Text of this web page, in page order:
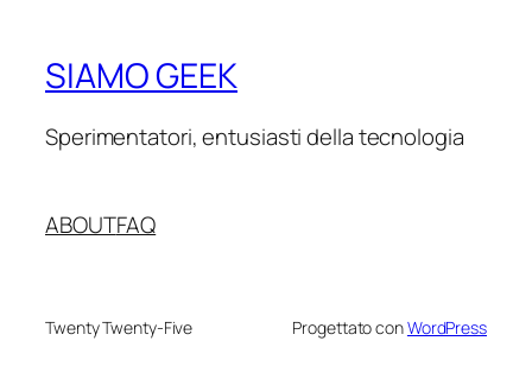
SIAMO GEEK
Sperimentatori, entusiasti della tecnologia
ABOUTFAQ
Twenty Twenty-Five Progettato conWordPress